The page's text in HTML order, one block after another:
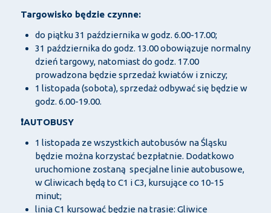
Targowisko będzie czynne:
do piątku 31 października w godz. 6.00-17.00;
31 października do godz. 13.00 obowiązuje normalny
dzień targowy, natomiast do godz. 17.00
prowadzona będzie sprzedaż kwiatów i zniczy;
1 listopada (sobota), sprzedaż odbywać się będzie w
godz. 6.00-19.00.
❗AUTOBUSY
1 listopada ze wszystkich autobusów na Śląsku
będzie można korzystać bezpłatnie. Dodatkowo
uruchomione zostaną specjalne linie autobusowe,
w Gliwicach będą to C1 i C3, kursujące co 10-15
minut;
linia C1 kursować będzie na trasie: Gliwice